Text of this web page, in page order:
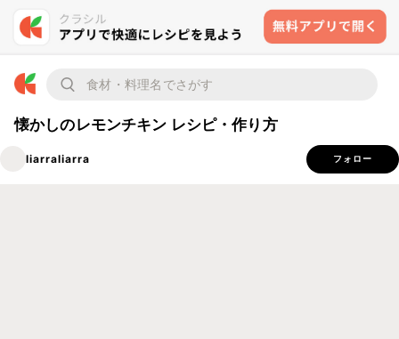
懐かしのレモンチキン レシピ・作り方
liarraliarra フォロー